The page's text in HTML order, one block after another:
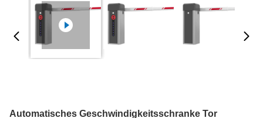
Automatisches Geschwindigkeitsschranke Tor